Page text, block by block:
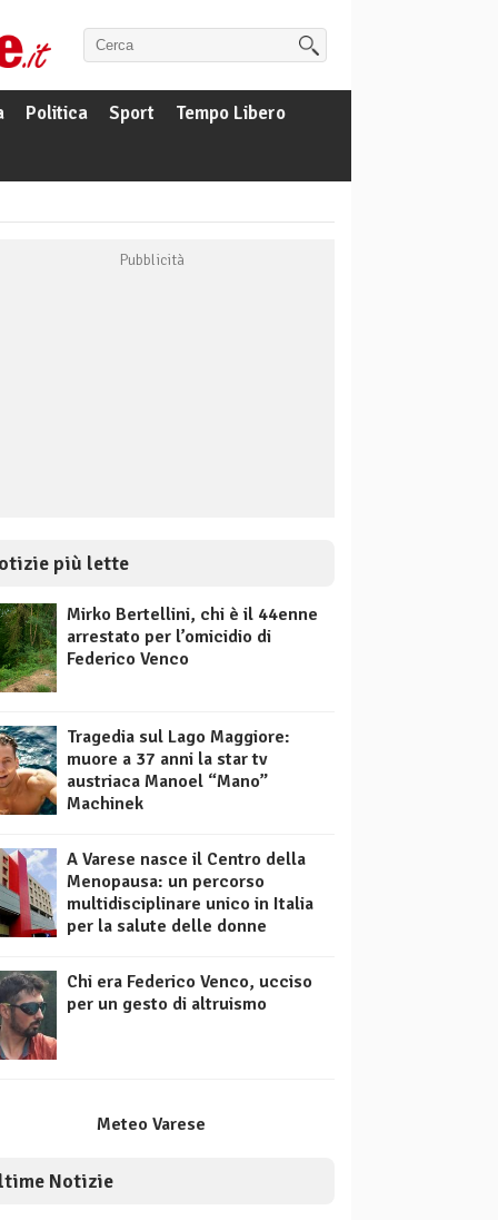
Politica Sport Tempo Libero
più lette
Mirko Bertellini, chi è il 44enne
arrestato per l’omicidio di
Federico Venco
Tragedia sul Lago Maggiore:
muore a 37 anni la star tv
austriaca Manoel “Mano”
Machinek
A Varese nasce il Centro della
Menopausa: un percorso
multidisciplinare unico in Italia
per la salute delle donne
Chi era Federico Venco, ucciso
per un gesto di altruismo
Meteo Varese
Notizie